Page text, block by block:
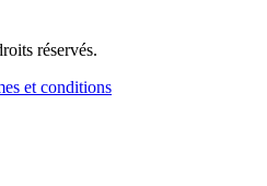
réservés.
et conditions